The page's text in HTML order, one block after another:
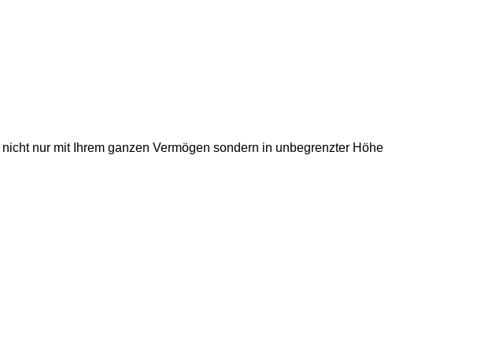
nicht nur mit Ihrem ganzen Vermögen sondern in unbegrenzter Höhe